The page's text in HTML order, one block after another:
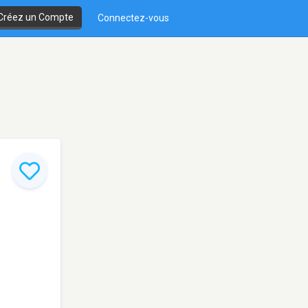
un Compte Connectez-vous